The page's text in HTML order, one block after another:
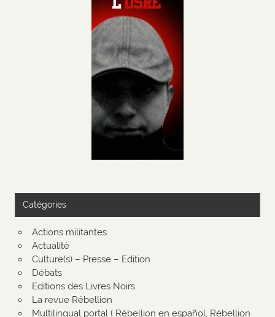
Catégories
Actions militantes
Actualité
Culture(s) – Presse – Edition
Débats
Editions des Livres Noirs
La revue Rébellion
Multilingual portal ( Rébellion en español, Rébellion